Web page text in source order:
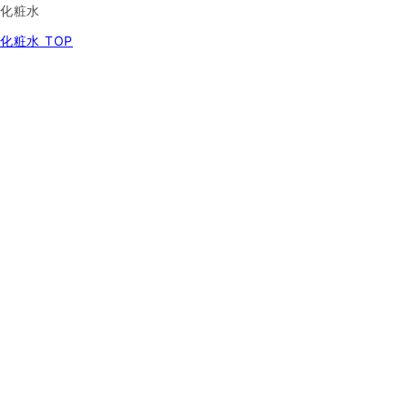
化粧水
化粧水 TOP